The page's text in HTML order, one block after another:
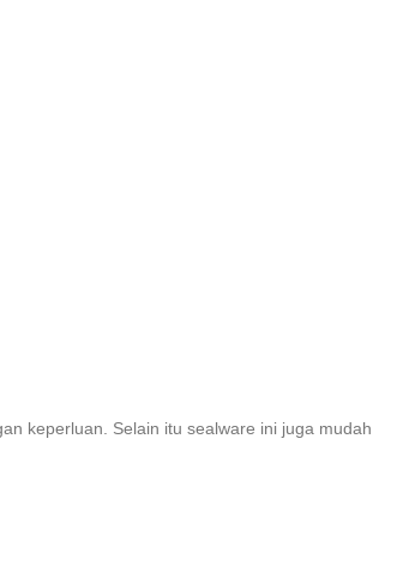
keperluan. Selain itu sealware ini juga mudah